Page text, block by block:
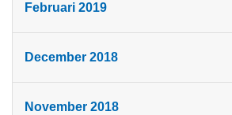
Februari 2019
December 2018
November 2018